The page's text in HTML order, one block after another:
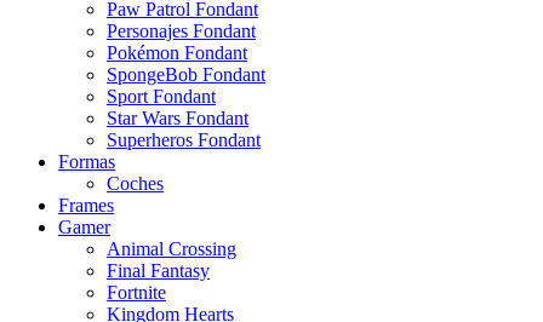
Paw Patrol Fondant
Personajes Fondant
Pokémon Fondant
SpongeBob Fondant
Sport Fondant
Star Wars Fondant
Superheros Fondant
Formas
Coches
Frames
Gamer
Animal Crossing
Final Fantasy
Fortnite
Kingdom Hearts